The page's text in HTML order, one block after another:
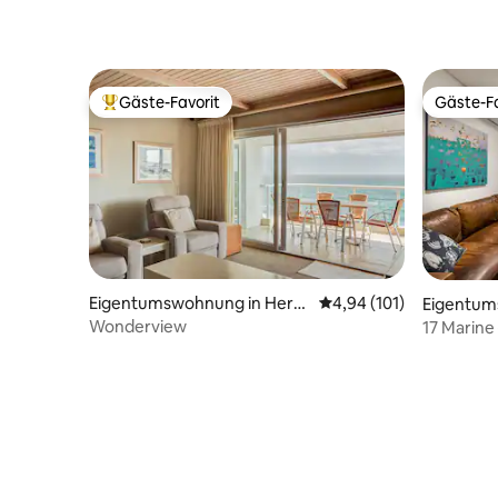
Beliebter Gäste-Favorit.
Gäste-Favorit
Eigentumswohnung in Herm
anus
Durchschnittliche
4,94 (101)
Wonderview
Gäste-
Gäste-
17